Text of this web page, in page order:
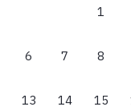
1
6 7 8
13 14 15